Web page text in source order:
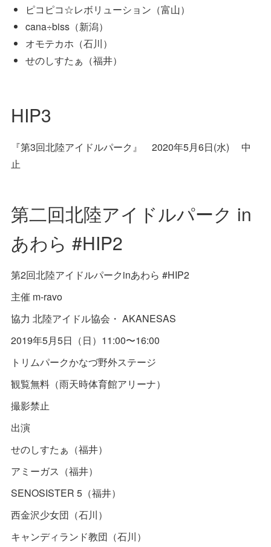
ピコピコ☆レボリューション（富山）
cana÷biss（新潟）
オモテカホ（石川）
せのしすたぁ（福井）
HIP3
『第3回北陸アイドルパーク』 2020年5月6日(水) 中
止
第二回北陸アイドルパーク in
あわら #HIP2
第2回北陸アイドルパークinあわら #HIP2
主催 m-ravo
協力 北陸アイドル協会・ AKANESAS
2019年5月5日（日）11:00〜16:00
トリムパークかなづ野外ステージ
観覧無料（雨天時体育館アリーナ）
撮影禁止
出演
せのしすたぁ（福井）
アミーガス（福井）
SENOSISTER 5（福井）
西金沢少女団（石川）
キャンディランド教団（石川）